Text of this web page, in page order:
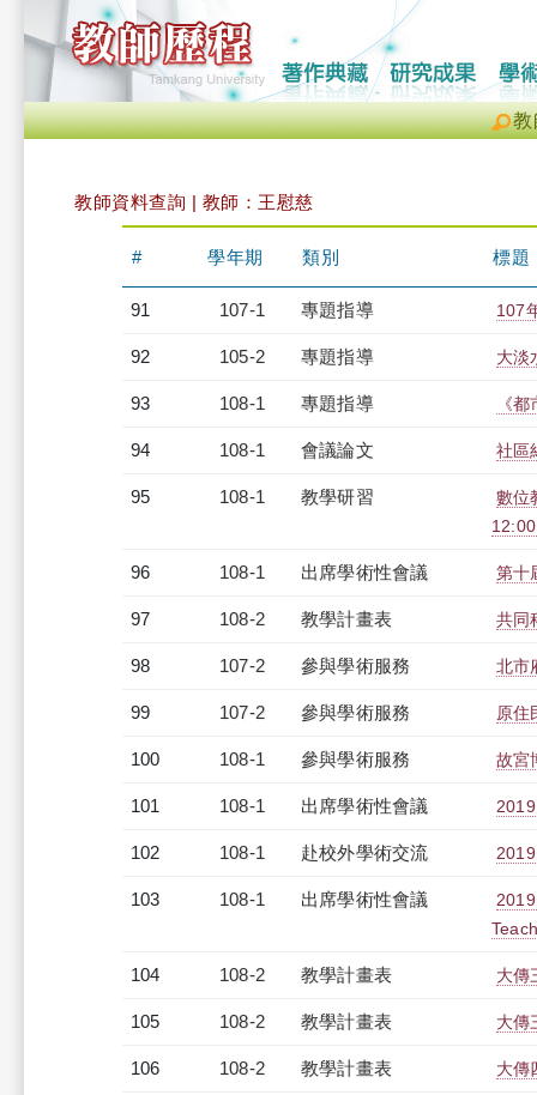
教
教師資料查詢 | 教師：王慰慈
# 學年期 類別 標題
91 107-1 專題指導 107
92 105-2 專題指導 大淡
93 108-1 專題指導 《
94 108-1 會議論文 社區
95 108-1 教學研習
數位
96 108-1 出席學術性會議 第十
97 108-2 教學計畫表 共同
98 107-2 參與學術服務 北市
99 107-2 參與學術服務 原住
100 108-1 參與學術服務 故宮
101 108-1 出席學術性會議
102 108-1 赴校外學術交流
103 108-1 出席學術性會議
104 108-2 教學計畫表 大傳
105 108-2 教學計畫表 大傳
106 108-2 教學計畫表 大傳